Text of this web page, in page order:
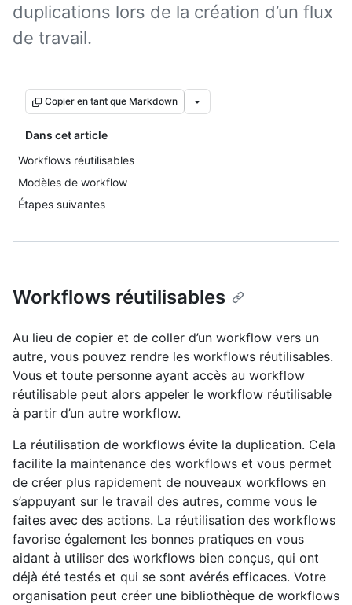
duplications lors de la création d’un flux
de travail.
Copier en tant que Markdown
Dans cet article
Workflows réutilisables
Modèles de workflow
Étapes suivantes
Workflows réutilisables
Au lieu de copier et de coller d’un workflow vers un
autre, vous pouvez rendre les workflows réutilisables.
Vous et toute personne ayant accès au workflow
réutilisable peut alors appeler le workflow réutilisable
à partir d’un autre workflow.
La réutilisation de workflows évite la duplication. Cela
facilite la maintenance des workflows et vous permet
de créer plus rapidement de nouveaux workflows en
s’appuyant sur le travail des autres, comme vous le
faites avec des actions. La réutilisation des workflows
favorise également les bonnes pratiques en vous
aidant à utiliser des workflows bien conçus, qui ont
déjà été testés et qui se sont avérés efficaces. Votre
organisation peut créer une bibliothèque de workflows